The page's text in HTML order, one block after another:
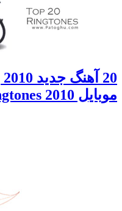
موبايل Top 20 Ringtones 2010